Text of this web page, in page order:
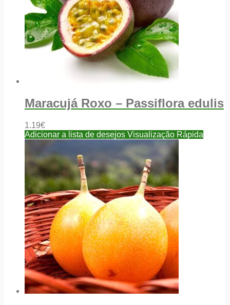
Maracujá Roxo – Passiflora edulis
1.19€
Adicionar a lista de desejos Visualização Rápida